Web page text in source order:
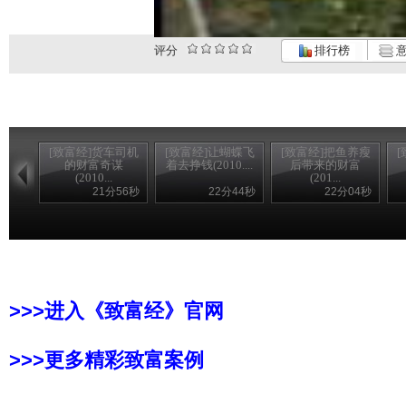
评分 排行榜
[致富经]货车司机
的财富奇谋
(2010...
21分56秒
[致富经]让蝴蝶飞
着去挣钱(2010....
22分44秒
[致富经]把鱼养瘦
后带来的财富
(201...
22分04秒
[
>>>进入《致富经》官网
>>>更多精彩致富案例